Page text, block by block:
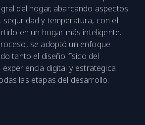
del hogar, abarcando aspectos
seguridad y temperatura, con el
en un hogar más inteligente.
se adoptó un enfoque
tanto el diseño físico del
digital y estrategica
las etapas del desarrollo.